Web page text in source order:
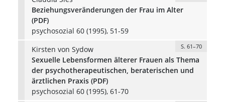
Beziehungsveränderungen der Frau im Alter
(PDF)
psychosozial 60 (1995), 51-59
Kirsten von Sydow
S. 61–70
Sexuelle Lebensformen älterer Frauen als Thema
der psychotherapeutischen, beraterischen und
ärztlichen Praxis (PDF)
psychosozial 60 (1995), 61-70